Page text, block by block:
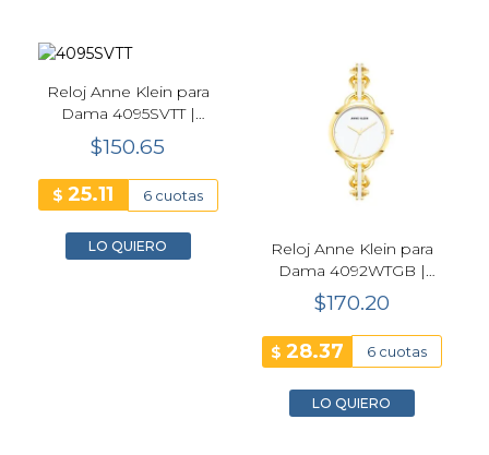
Reloj Anne Klein para
Dama 4095SVTT |
Plateado
$150.65
$25.11 6 cuotas
LO QUIERO
Reloj Anne Klein para
Dama 4092WTGB |
Dorado
$170.20
$ 28.37 6 cuotas
LO QUIERO